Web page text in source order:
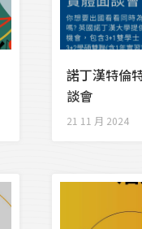
諾丁漢特倫
談會
21 11 月 2024